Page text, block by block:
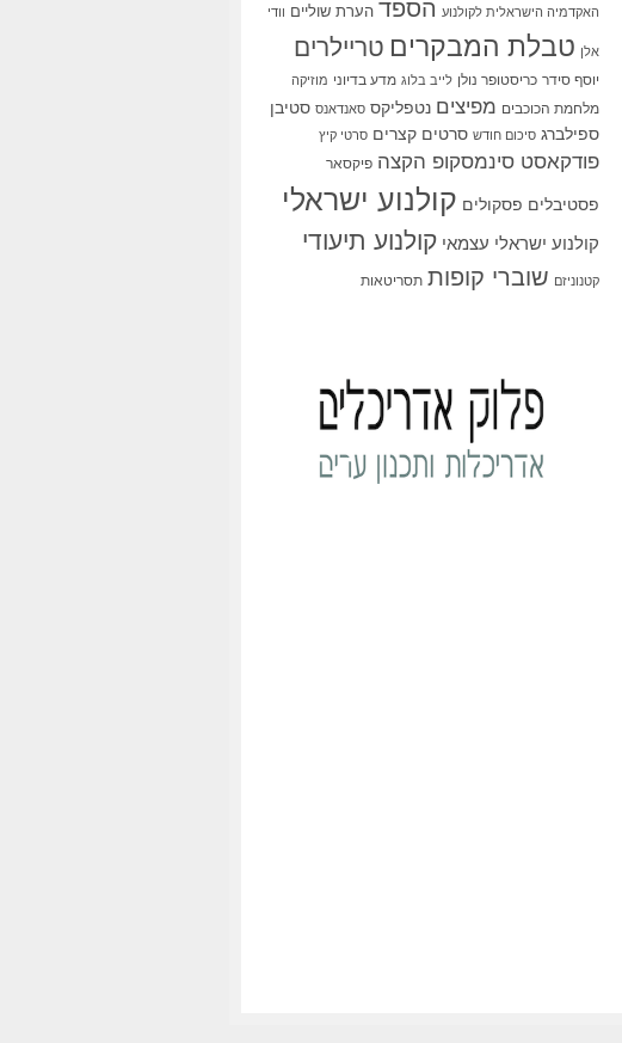
האקדמיה הישראלית לקולנוע הספד הערת שוליים וודי
אלן טבלת המבקרים טריילרים
יוסף סידר כריסטופר נולן לייב בלוג מדע בדיוני מוזיקה
מלחמת הכוכבים מפיצים נטפליקס סאנדאנס סטיבן
ספילברג סיכום חודש סרטים קצרים סרטי קיץ
פודקאסט סינמסקופ הקצה פיקסאר
פסטיבלים פסקולים קולנוע ישראלי
קולנוע ישראלי עצמאי קולנוע תיעודי
קטנוניזם שוברי קופות תסריטאות